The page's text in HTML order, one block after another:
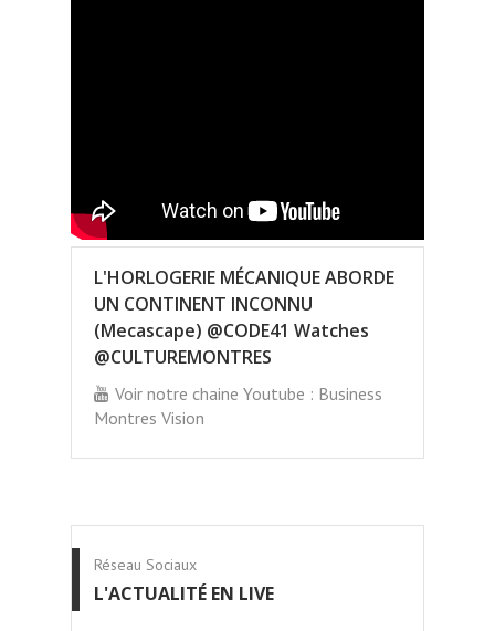
L'HORLOGERIE MÉCANIQUE ABORDE
UN CONTINENT INCONNU
(Mecascape) @CODE41 Watches
@CULTUREMONTRES
Voir notre chaine Youtube : Business
Montres Vision
Réseau Sociaux
L'ACTUALITÉ EN LIVE